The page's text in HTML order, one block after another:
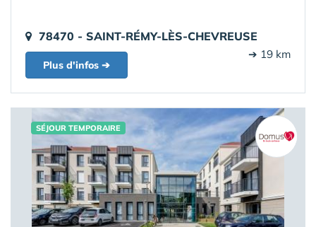
78470 - SAINT-RÉMY-LÈS-CHEVREUSE
➔ 19 km
Plus d'infos ➔
SÉJOUR TEMPORAIRE